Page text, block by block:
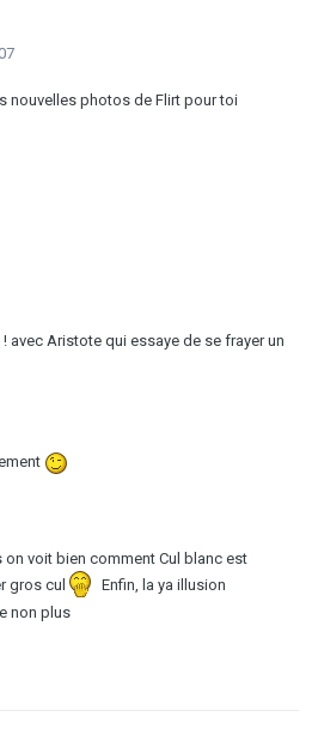
nouvelles photos de Flirt pour toi
avec Aristote qui essaye de se frayer un
on voit bien comment Cul blanc est
gros cul
Enfin, la ya illusion
non plus